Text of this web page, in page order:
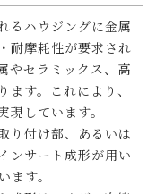
るハウジングに金属
耐摩耗性が要求され
やセラミックス、高
す。これにより、
しています。
り付け部、あるいは
ンサート成形が用い
す。